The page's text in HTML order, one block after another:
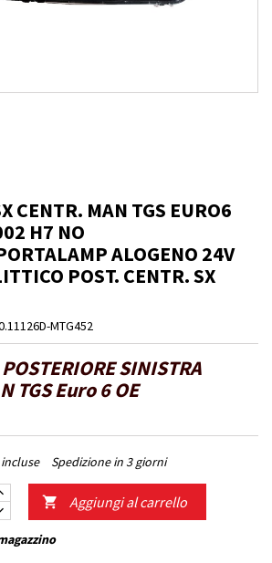
CENTR. MAN TGS EURO6
H7 NO
ALOGENO 24V
POST. CENTR. SX
MTG452
SINISTRA
TGS Euro 6 OE
incluse Spedizione in 3 giorni
 Aggiungi al carrello